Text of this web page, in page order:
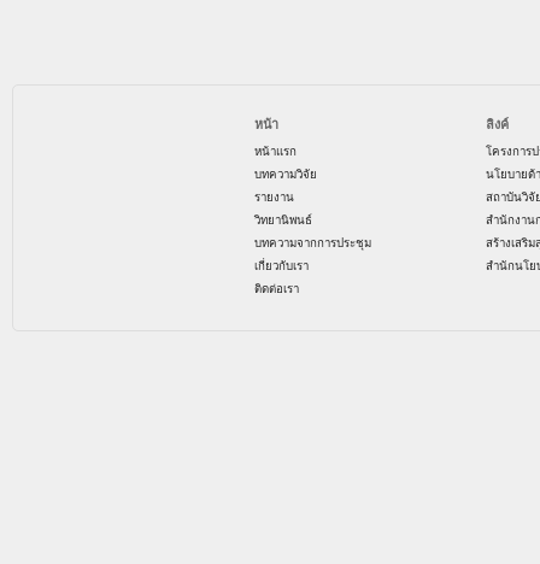
หน้า
หน้าแรก
บทความวิจัย
รายงาน
วิทยานิพนธ์
บทความจากการประชุม
เกี่ยวกับเรา
ติดต่อเรา
ลิงค์
โครงการ
นโยบายด้
สถาบันวิจั
สำนักงาน
สร้างเสริ
สำนักนโย